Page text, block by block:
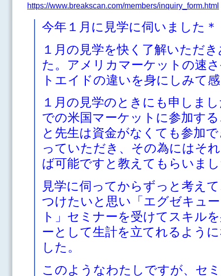
https://www.breakscan.com/members/inquiry_form.html
今年１月に見学に伺いました
１月の見学を快く了解いただ
た。アメリカマーケットの速
トエイドの違いを身にしみて
１月の見学のときにも申しま
での米国マーケットに参加す
と先生は資金がなくても参加
っていただき、その為にはそ
ば可能ですと教えてもらいま
見学に伺ってからずっと考え
つけたいと思い「エグゼキュ
ト」セミナーを受けてスキル
ーとして生計を立てれるよう
した。
このようなわたしですが、セ